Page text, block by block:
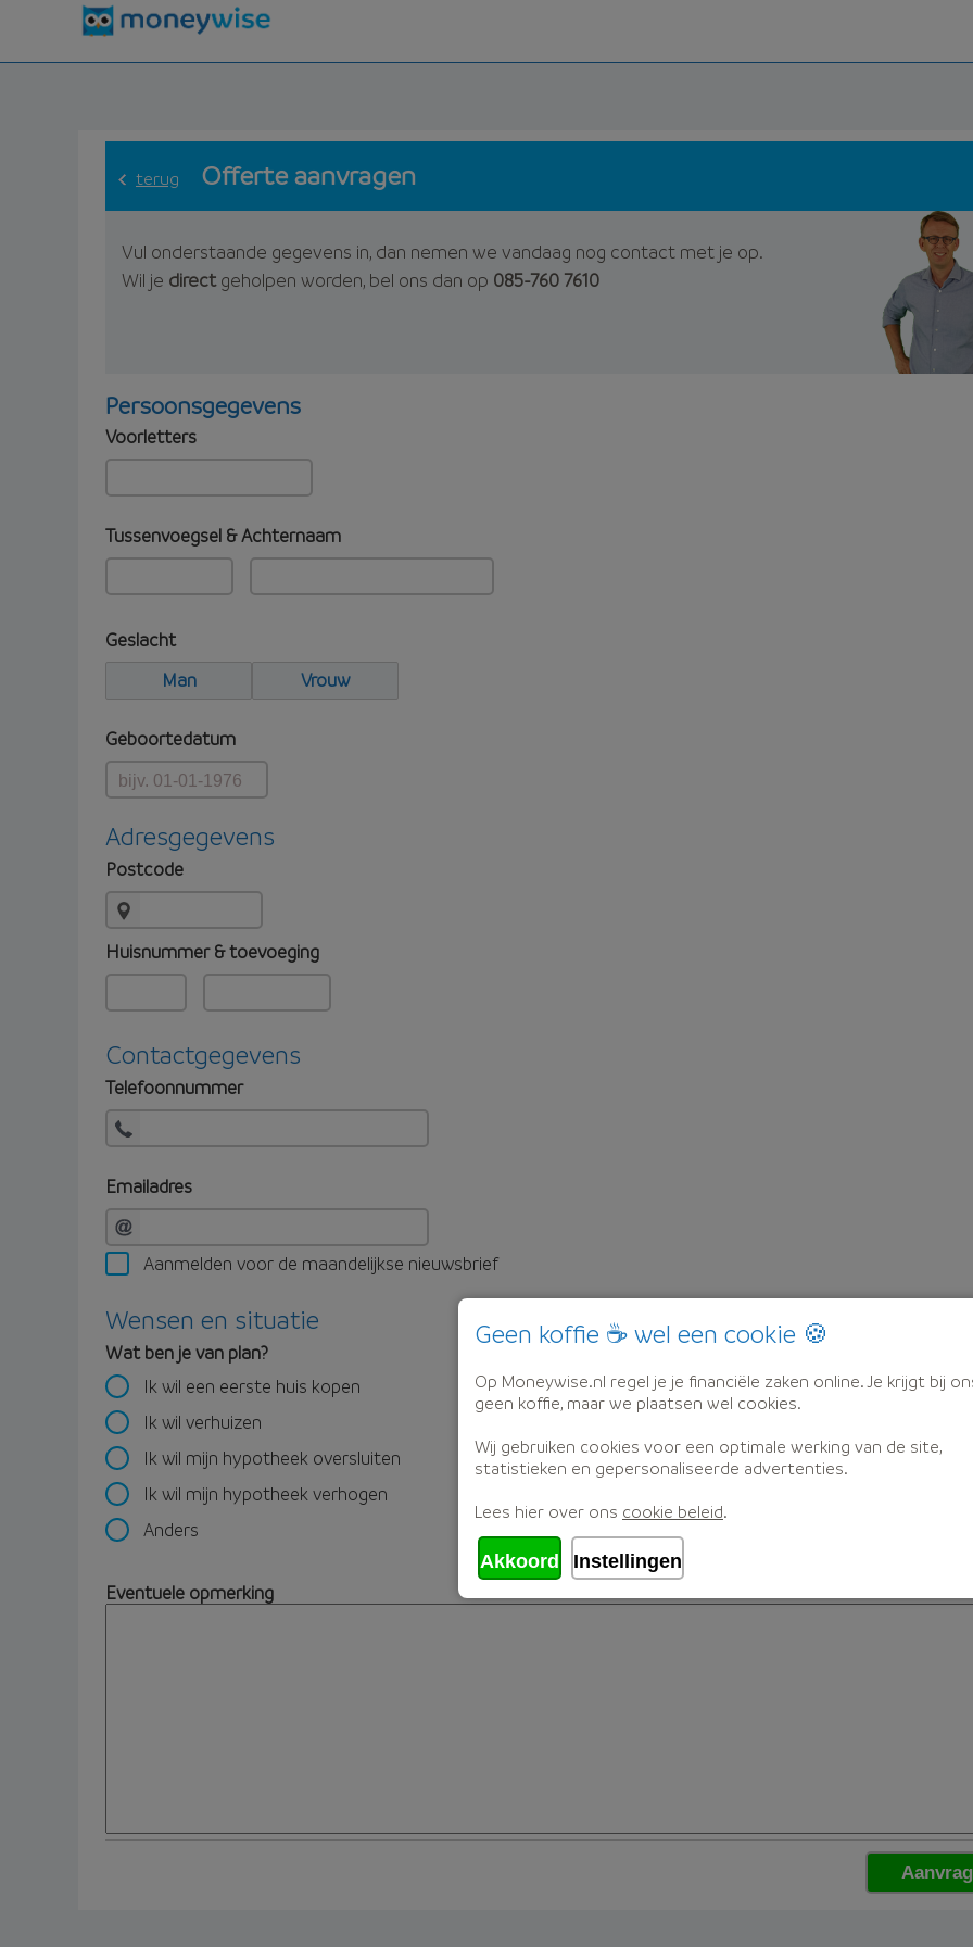
terug Offerte aanvragen
Vul onderstaande gegevens in, dan nemen we vandaag nog contact met je op.
Wil je directgeholpen worden, bel ons dan op 085-760 7610
Persoonsgegevens
Voorletters
Tussenvoegsel & Achternaam
Geslacht
Man
Vrouw
Geboortedatum
Adresgegevens
Postcode
Huisnummer & toevoeging
Contactgegevens
Telefoonnummer
Emailadres
Aanmelden voor de maandelijkse nieuwsbrief
Wensen en situatie
Wat ben je van plan?
Ik wil een eerste huis kopen
Ik wil verhuizen
Ik wil mijn hypotheek oversluiten
Ik wil mijn hypotheek verhogen
Anders
Eventuele opmerking
Geen koffie ☕ wel een cookie 🍪
Op Moneywise.nl regel je je financiële zaken online. Je krijgt bij
geen koffie, maar we plaatsen wel cookies.
Wij gebruiken cookies voor een optimale werking van de site,
statistieken en gepersonaliseerde advertenties.
Lees hier over ons cookie beleid.
Akkoord Instellingen